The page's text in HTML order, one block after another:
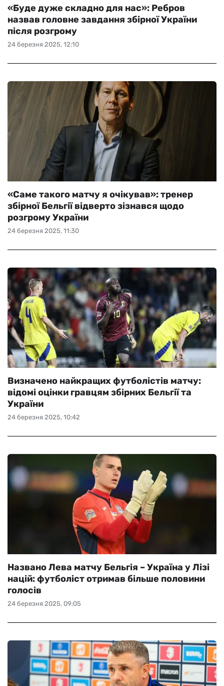
24 березня 2025, 12:10
«Буде дуже складно для нас»: Ребров
назвав головне завдання збірної України
після розгрому
24 березня 2025, 11:30
«Саме такого матчу я очікував»: тренер
збірної Бельгії відверто зізнався щодо
розгрому України
24 березня 2025, 10:42
Визначено найкращих футболістів матчу:
відомі оцінки гравцям збірних Бельгії та
України
24 березня 2025, 09:05
Названо Лева матчу Бельгія – Україна у Лізі
націй: футболіст отримав більше половини
голосів